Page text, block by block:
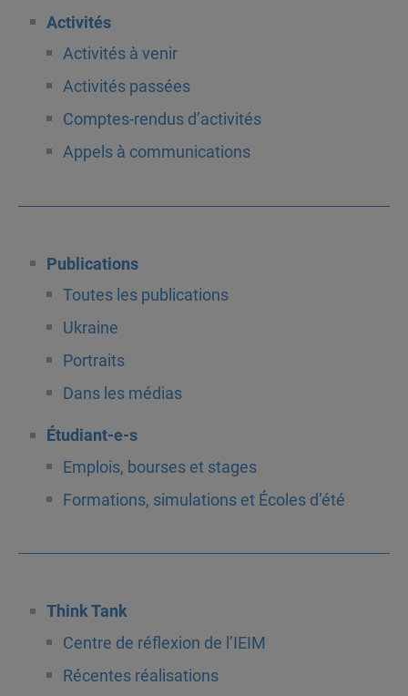
Activités
Activités à venir
Activités passées
Comptes-rendus d’activités
Appels à communications
Publications
Toutes les publications
Ukraine
Portraits
Dans les médias
Étudiant-e-s
Emplois, bourses et stages
Formations, simulations et Écoles d’été
Think Tank
Centre de réflexion de l’IEIM
Récentes réalisations